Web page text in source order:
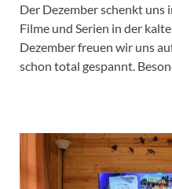
Der Dezember schenkt
Filme und Serien in der
Dezember freuen wir uns
schon total gespannt.